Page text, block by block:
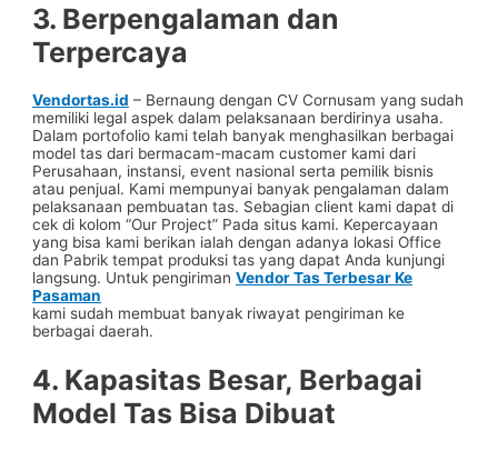
3. Berpengalaman dan
Terpercaya
Vendortas.id – Bernaung dengan CV Cornusam yang sudah
memiliki legal aspek dalam pelaksanaan berdirinya usaha.
Dalam portofolio kami telah banyak menghasilkan berbagai
model tas dari bermacam-macam customer kami dari
Perusahaan, instansi, event nasional serta pemilik bisnis
atau penjual. Kami mempunyai banyak pengalaman dalam
pelaksanaan pembuatan tas. Sebagian client kami dapat di
cek di kolom “Our Project” Pada situs kami. Kepercayaan
yang bisa kami berikan ialah dengan adanya lokasi Office
dan Pabrik tempat produksi tas yang dapat Anda kunjungi
langsung. Untuk pengirimanVendor Tas Terbesar Ke
Pasaman
kami sudah membuat banyak riwayat pengiriman ke
berbagai daerah.
4. Kapasitas Besar, Berbagai
Model Tas Bisa Dibuat